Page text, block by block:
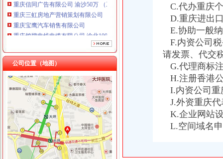
重庆三虹房地产营销策划有限公司
重庆宝鹰汽车销售有限公司
重庆鸽牌电线电缆有限公司 渝北10010万 (进出口权)
重庆臣夫商贸有限公司 （执照专让）
重庆卿倾商贸有限责任公司 渝江100万 （工商注册）
重庆国洪体育设施有限公司
重庆星竣贸易有限责任公司 渝中100万 （进出口权）
重庆海谛升进出口贸易有限公司 渝北100万 （进出口权）
重庆奕欣锦诚商贸有限公司 渝九50万 （工商注册）
重庆信同广告有限公司 渝沙50万 （工商注册）
重庆三虹房地产营销策划有限公司
重庆宝鹰汽车销售有限公司
公司位置（地图）
一般纳税人查询
【临沂公司注册：记账报税、会计咨询、一般纳税人】-临沂临沂周边
工商注册,代理记账,一般纳税人申报-株洲吉信会计咨询有限公司
一般纳税人查询
重庆一般纳税人资格查询
一般纳税人查询一般纳税人查询
重庆一般纳税人资格查询：http://218.70.65.72:3002/fpcx/
C.代办重庆
D.重庆进出
E.协助一般
F.内资公司
请发票、代交
G.代理商标
H.注册香港
I.内资公司重
J.外资重庆代
K.企业网站
L.空间域名